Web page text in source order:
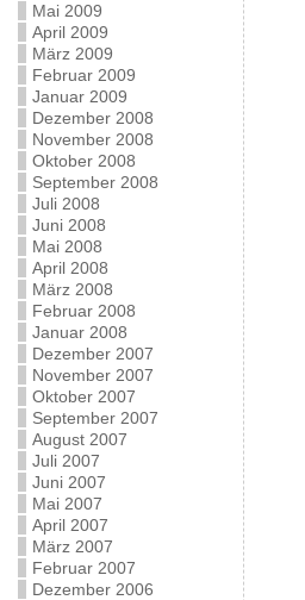
Mai 2009
April 2009
März 2009
Februar 2009
Januar 2009
Dezember 2008
November 2008
Oktober 2008
September 2008
Juli 2008
Juni 2008
Mai 2008
April 2008
März 2008
Februar 2008
Januar 2008
Dezember 2007
November 2007
Oktober 2007
September 2007
August 2007
Juli 2007
Juni 2007
Mai 2007
April 2007
März 2007
Februar 2007
Dezember 2006